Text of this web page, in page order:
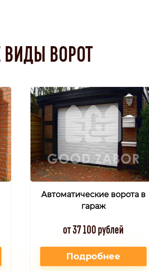
ВИДЫ ВОРОТ
Автоматические ворота в
гараж
от 37 100 рублей
Подробнее